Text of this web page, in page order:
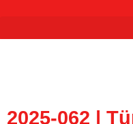
2025-062 |